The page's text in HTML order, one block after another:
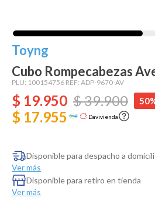
Toyng
Cubo Rompecabezas
PLU: 100154756 REF: ADP-9670-AV
$ 19.950 $39.900
$ 17.955 Davivienda
Disponible para despacho a
Ver más
Disponible para retiro en tienda
Ver más